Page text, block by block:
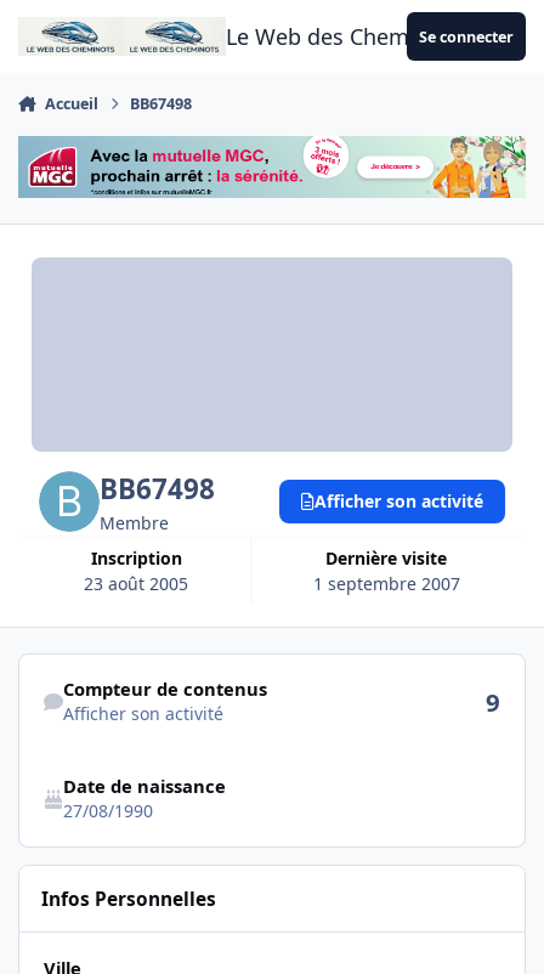
Aller au contenu
Le Web des CheminotsSe connecter
Accueil BB67498
BB67498
Membre
Inscription
23 août 2005
Dernière visite
1 septembre 2007
Afficher son activité
Afficher son activité
Compteur de contenus
Afficher son activité 9
Date de naissance
27/08/1990
Infos Personnelles
Ville